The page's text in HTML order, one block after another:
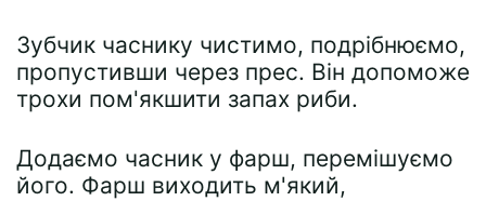
Зубчик часнику чистимо, подрібнюємо,
пропустивши через прес. Він допоможе
трохи пом'якшити запах риби.
Додаємо часник у фарш, перемішуємо
його. Фарш виходить м'який,